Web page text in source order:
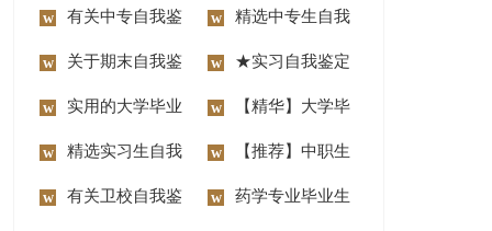
我鉴定范文汇编六篇 定集合六篇
有关中专自我鉴
定四篇
精选中专生自我
鉴定集合六篇
关于期末自我鉴
定3篇
★实习自我鉴定
15篇
实用的大学毕业
生的自我鉴定3篇
【精华】大学毕
业生自我鉴定四篇
精选实习生自我
鉴定三篇
【推荐】中职生
自我鉴定三篇
有关卫校自我鉴 药学专业毕业生